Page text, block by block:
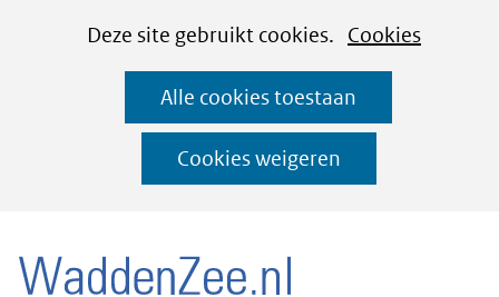
CookiesDeze site gebruikt cookies. Cookies
deze
Alle cookies toestaan
Cookies weigeren
Ga
naar
de
inhoud